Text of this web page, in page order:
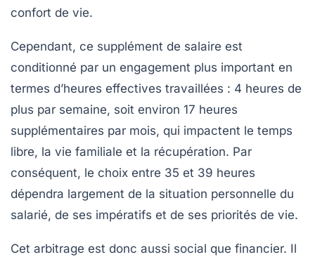
confort de vie.
Cependant, ce supplément de salaire est
conditionné par un engagement plus important en
termes d’heures effectives travaillées : 4 heures de
plus par semaine, soit environ 17 heures
supplémentaires par mois, qui impactent le temps
libre, la vie familiale et la récupération. Par
conséquent, le choix entre 35 et 39 heures
dépendra largement de la situation personnelle du
salarié, de ses impératifs et de ses priorités de vie.
Cet arbitrage est donc aussi social que financier. Il